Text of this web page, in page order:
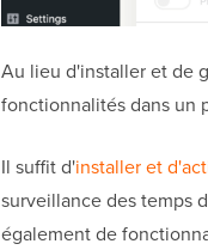
Au lieu d'installer et de
fonctionnalités dans un
Il suffit d'installer et
surveillance des temps
également de